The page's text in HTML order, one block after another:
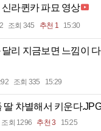
라퀸카 파묘 영상
조회 345 추천 1 15:30
리 지금보면 느낌이
조회 335 15:29
딸 차별해서 키운다.JPG
조회 1296 추천 3 15:25